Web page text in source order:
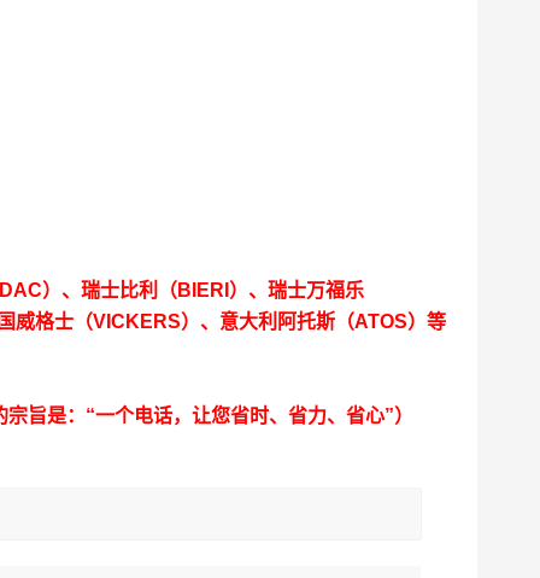
）、瑞士比利（BIERI）、瑞士万福乐
威格士（VICKERS）、意大利阿托斯（ATOS）等
旨是：“一个电话，让您省时、省力、省心”）